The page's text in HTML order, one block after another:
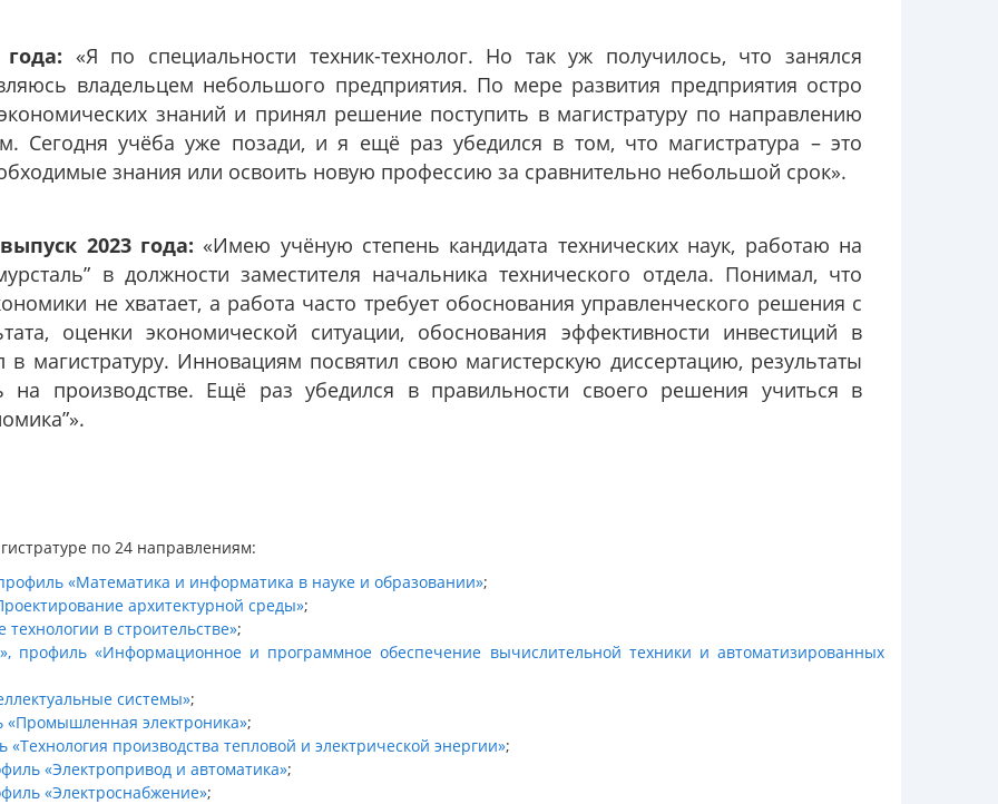
«Я по специальности техник-технолог. Но так уж получилось, что занялся
владельцем небольшого предприятия. По мере развития предприятия остро
знаний и принял решение поступить в магистратуру по направлению
Сегодня учёба уже позади, и я ещё раз убедился в том, что магистратура – это
знания или освоить новую профессию за сравнительно небольшой срок».
2023 года:«Имею учёную степень кандидата технических наук, работаю на
в должности заместителя начальника технического отдела. Понимал, что
не хватает, а работа часто требует обоснования управленческого решения с
оценки экономической ситуации, обоснования эффективности инвестиций в
магистратуру. Инновациям посвятил свою магистерскую диссертацию, результаты
на производстве. Ещё раз убедился в правильности своего решения учиться в
по 24 направлениям:
«Математика и информатика в науке и образовании»;
архитектурной среды»;
в строительстве»;
профиль «Информационное и программное обеспечение вычислительной техники и автоматизированных
системы»;
«Промышленная электроника»;
производства тепловой и электрической энергии»;
«Электропривод и автоматика»;
«Электроснабжение»;